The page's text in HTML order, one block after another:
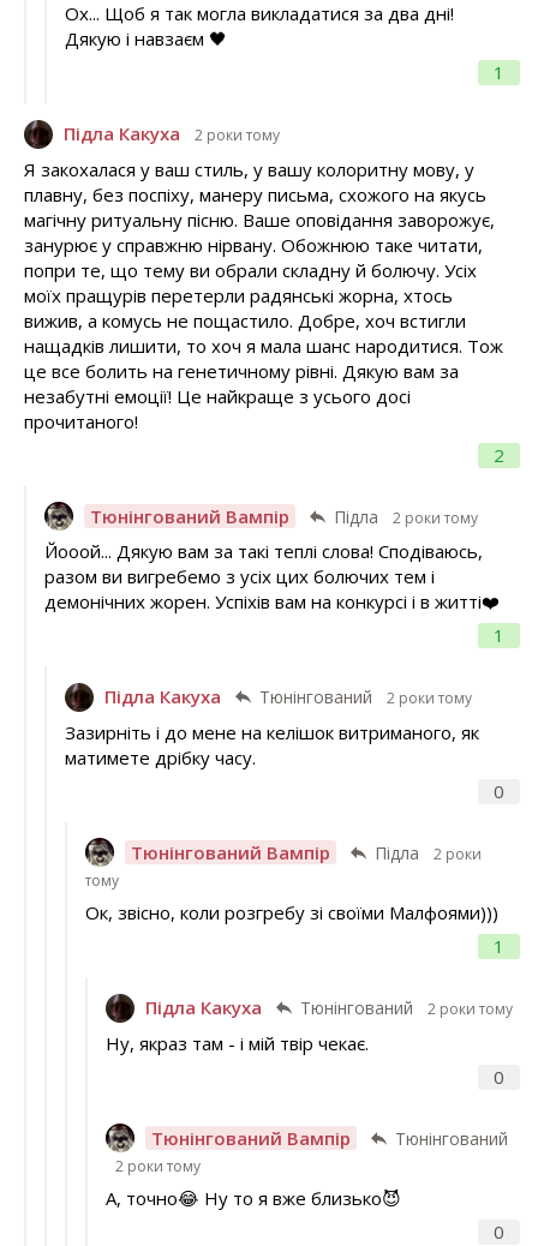
1
Ох... Щоб я так могла викладатися за два дні!
Дякую і навзаєм 🖤
Підла Какуха 2 роки тому
2
Я закохалася у ваш стиль, у вашу колоритну мову, у
плавну, без поспіху, манеру письма, схожого на якусь
магічну ритуальну пісню. Ваше оповідання заворожує,
занурює у справжню нірвану. Обожнюю таке читати,
попри те, що тему ви обрали складну й болючу. Усіх
моїх пращурів перетерли радянські жорна, хтось
вижив, а комусь не пощастило. Добре, хоч встигли
нащадків лишити, то хоч я мала шанс народитися. Тож
це все болить на генетичному рівні. Дякую вам за
незабутні емоції! Це найкраще з усього досі
прочитаного!
Тюнінгований Вампір Підла 2 роки тому
1
Йооой... Дякую вам за такі теплі слова! Сподіваюсь,
разом ви вигребемо з усіх цих болючих тем і
демонічних жорен. Успіхів вам на конкурсі і в житті❤️
Підла Какуха Тюнінгований 2 роки тому
0
Зазирніть і до мене на келішок витриманого, як
матимете дрібку часу.
Тюнінгований Вампір Підла
2 роки
тому
1
Ок, звісно, коли розгребу зі своїми Малфоями)))
Підла Какуха Тюнінгований 2 роки тому
0
Ну, якраз там - і мій твір чекає.
Тюнінгований Вампір Тюнінгований
2 роки тому
0
А, точно😂 Ну то я вже близько😈